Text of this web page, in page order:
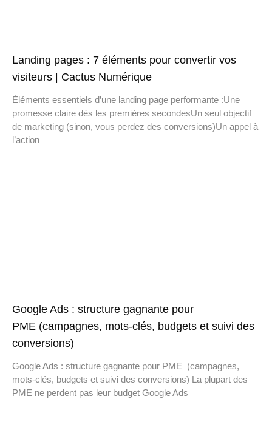
Landing pages : 7 éléments pour convertir vos
visiteurs | Cactus Numérique
Éléments essentiels d’une landing page performante :Une
promesse claire dès les premières secondesUn seul objectif
de marketing (sinon, vous perdez des conversions)Un appel à
l’action
Google Ads : structure gagnante pour
PME (campagnes, mots-clés, budgets et suivi des
conversions)
Google Ads : structure gagnante pour PME (campagnes,
mots-clés, budgets et suivi des conversions) La plupart des
PME ne perdent pas leur budget Google Ads